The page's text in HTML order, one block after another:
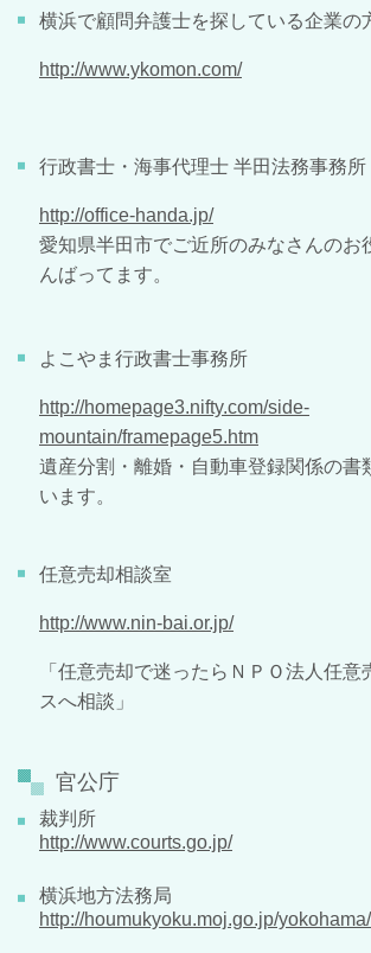
横浜で顧問弁護士を探している企業の
http://www.ykomon.com/
行政書士・海事代理士 半田法務事務所
http://office-handa.jp/
愛知県半田市でご近所のみなさんのお
んばってます。
よこやま行政書士事務所
http://homepage3.nifty.com/side-
mountain/framepage5.htm
遺産分割・離婚・自動車登録関係の書
います。
任意売却相談室
http://www.nin-bai.or.jp/
「任意売却で迷ったらＮＰＯ法人任意
スへ相談」
官公庁
裁判所
http://www.courts.go.jp/
横浜地方法務局
http://houmukyoku.moj.go.jp/